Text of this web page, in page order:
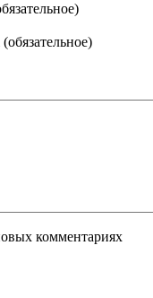
комментариях